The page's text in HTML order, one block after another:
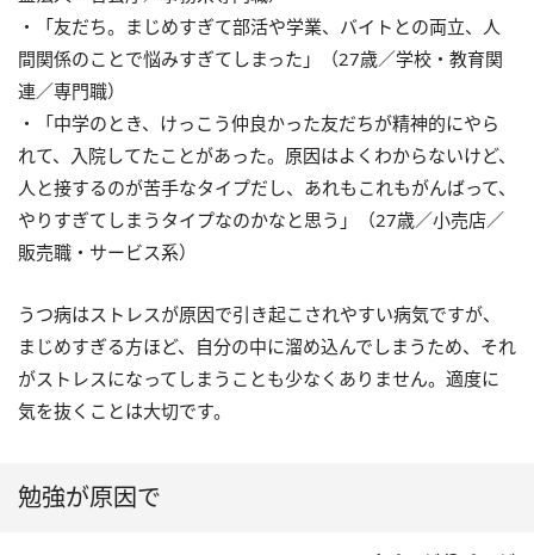
・「友だち。まじめすぎて部活や学業、バイトとの両立、人
間関係のことで悩みすぎてしまった」（27歳／学校・教育関
連／専門職）
・「中学のとき、けっこう仲良かった友だちが精神的にやら
れて、入院してたことがあった。原因はよくわからないけど、
人と接するのが苦手なタイプだし、あれもこれもがんばって、
やりすぎてしまうタイプなのかなと思う」（27歳／小売店／
販売職・サービス系）
うつ病はストレスが原因で引き起こされやすい病気ですが、
まじめすぎる方ほど、自分の中に溜め込んでしまうため、それ
がストレスになってしまうことも少なくありません。適度に
気を抜くことは大切です。
勉強が原因で